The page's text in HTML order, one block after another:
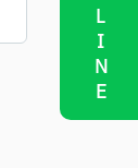
LINE